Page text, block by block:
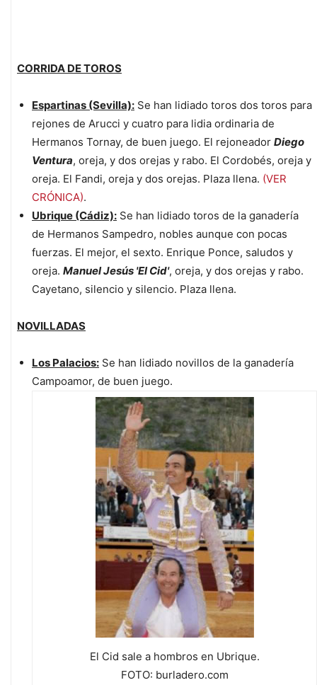
CORRIDA DE TOROS
Espartinas (Sevilla): Se han lidiado toros dos toros para
rejones de Arucci y cuatro para lidia ordinaria de
Hermanos Tornay, de buen juego. El rejoneador Diego
Ventura, oreja, y dos orejas y rabo. El Cordobés, oreja y
oreja. El Fandi, oreja y dos orejas. Plaza llena. (VER
CRÓNICA).
Ubrique (Cádiz): Se han lidiado toros de la ganadería
de Hermanos Sampedro, nobles aunque con pocas
fuerzas. El mejor, el sexto. Enrique Ponce, saludos y
oreja. Manuel Jesús 'El Cid', oreja, y dos orejas y rabo.
Cayetano, silencio y silencio. Plaza llena.
NOVILLADAS
Los Palacios: Se han lidiado novillos de la ganadería
Campoamor, de buen juego.
El Cid sale a hombros en Ubrique.
FOTO: burladero.com